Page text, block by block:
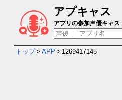
アプキャス
新テニスの王子
アプリの参加声優キャス
トップ> APP > 1269417145